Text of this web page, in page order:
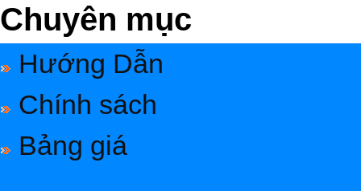
Chuyên mục
Hướng Dẫn
Chính sách
Bảng giá